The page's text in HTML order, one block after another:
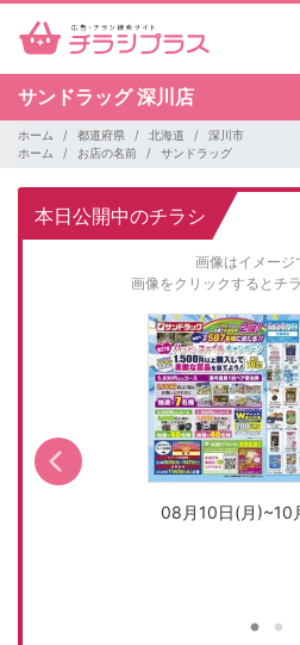
サンドラッグ深川店
ホーム 都道府県 北海道
深川市
ホーム
お店の名前 サンドラッグ
本日公開中のチラシ
画像はイメージ
画像をクリックするとチ
08月10日(月)~10